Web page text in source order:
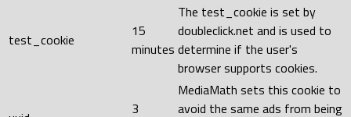
test_cookie
15
minutes
The test_cookie is set by
doubleclick.net and is used to
determine if the user's
browser supports cookies.
3
MediaMath sets this cookie to
avoid the same ads from being